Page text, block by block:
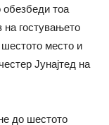
обезбеди тоа
на гостувањето
шестото место и
Јунајтед на
до шестото